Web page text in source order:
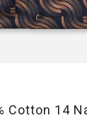
Cotton 14